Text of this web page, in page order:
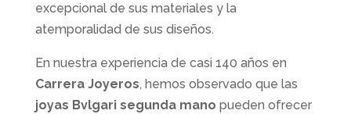
excepcional de sus materiales y la
atemporalidad de sus diseños.
En nuestra experiencia de casi 140 años en
Carrera Joyeros, hemos observado que las
joyas Bvlgari segunda mano pueden ofrecer